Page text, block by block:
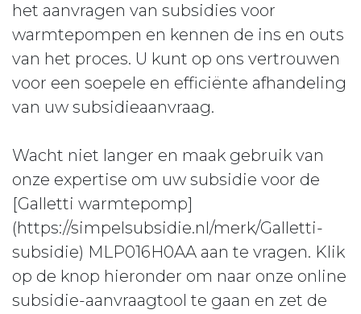
het aanvragen van subsidies voor
warmtepompen en kennen de ins en outs
van het proces. U kunt op ons vertrouwen
voor een soepele en efficiënte afhandeling
van uw subsidieaanvraag.
Wacht niet langer en maak gebruik van
onze expertise om uw subsidie voor de
[Galletti warmtepomp]
(https://simpelsubsidie.nl/merk/Galletti-
subsidie) MLP016H0AA aan te vragen. Klik
op de knop hieronder om naar onze online
subsidie-aanvraagtool te gaan en zet de